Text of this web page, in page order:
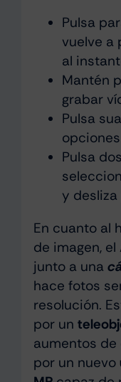
Pulsa
vuelve a
al
Mantén
grabar
Pulsa
Pulsa
y
En cuanto al
de imagen,
junto a una
hace fotos
resolución.
por un
aumentos
por un nuevo